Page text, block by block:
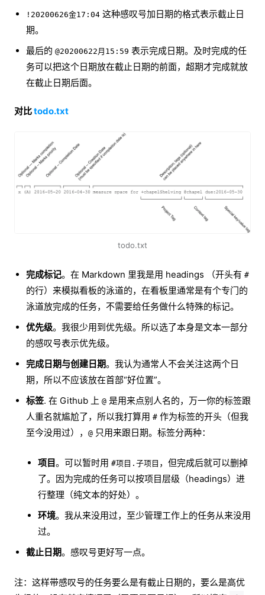
!20200626金17:04 这种感叹号加日期的格式表示截止日
期。
最后的 @20200622月15:59 表示完成日期。及时完成的任
务可以把这个日期放在截止日期的前面，超期才完成就放
在截止日期后面。
对比todo.txt
todo.txt
完成标记。在 Markdown 里我是用 headings （开头有 #
的行）来模拟看板的泳道的，在看板里通常是有个专门的
泳道放完成的任务，不需要给任务做什么特殊的标记。
优先级。我很少用到优先级。所以选了本身是文本一部分
的感叹号表示优先级。
完成日期与创建日期。我认为通常人不会关注这两个日
期，所以不应该放在首部“好位置”。
标签. 在 Github 上 @ 是用来点别人名的，万一你的标签跟
人重名就尴尬了，所以我打算用 # 作为标签的开头（但我
至今没用过），
@ 只用来跟日期。标签分两种：
项目。可以暂时用 #项目.子项目 ，但完成后就可以删掉
了。因为完成的任务可以按项目层级（headings）进
行整理（纯文本的好处）。
环境。我从来没用过，至少管理工作上的任务从来没用
过。
截止日期。感叹号更好写一点。
注：这样带感叹号的任务要么是有截止日期的，要么是高优